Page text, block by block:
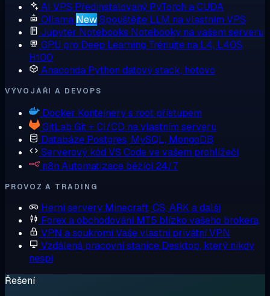
AI VPS Předinstalovaný PyTorch a CUDA
Ollama NewSpouštějte LLM na vlastním VPS
Jupyter Notebooks Notebooky na vašem serveru
GPU pro Deep Learning Trénujte na L4, L40S,
H100
Anaconda Python datový stack, hotovo
VÝVOJÁŘI A DEVOPS
Docker Kontejnery s root přístupem
GitLab Git + CI/CD na vlastním serveru
Databáze Postgres, MySQL, MongoDB
Serverový kód VS Code ve vašem prohlížeči
n8n Automatizace běžící 24/7
PROVOZ A TRADING
Herní servery Minecraft, CS, ARK a další
Forex a obchodování MT5 blízko vašeho brokera
VPN a soukromíVaše vlastní privátní VPN
Vzdálená pracovní stanice Desktop, který nikdy
nespí
Řešení